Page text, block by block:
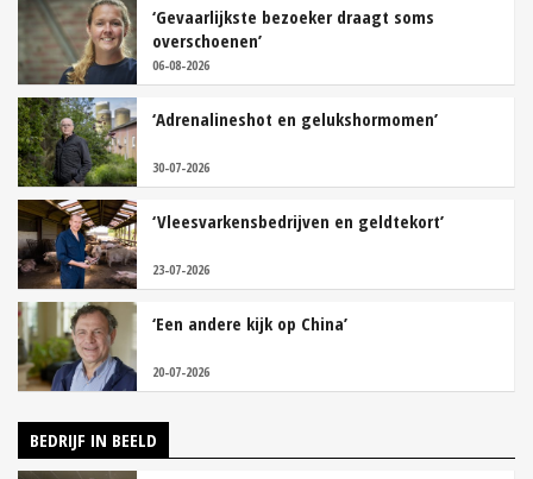
‘Gevaarlijkste bezoeker draagt soms
overschoenen’
06-08-2026
‘Adrenalineshot en gelukshormomen’
30-07-2026
‘Vleesvarkensbedrijven en geldtekort’
23-07-2026
‘Een andere kijk op China’
20-07-2026
BEDRIJF IN BEELD